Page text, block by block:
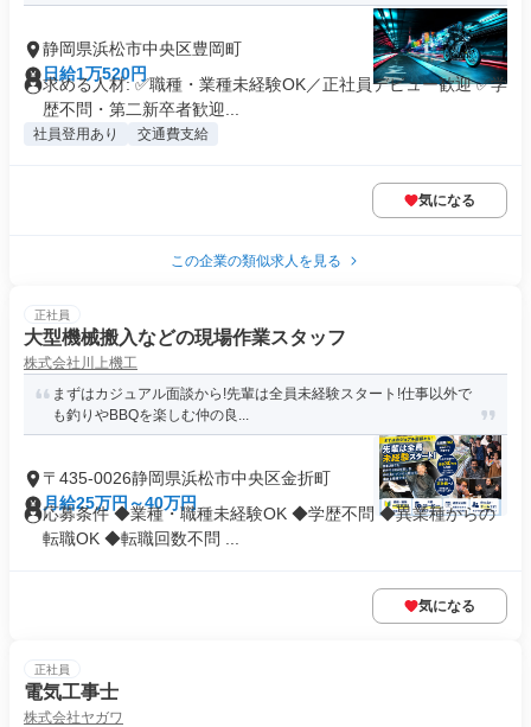
静岡県浜松市中央区豊岡町
日給1万520円
求める人材: ✅職種・業種未経験OK／正社員デビュー歓迎 ✅学
歴不問・第二新卒者歓迎...
社員登用あり 交通費支給
気になる
この企業の類似求人を見る
正社員
大型機械搬入などの現場作業スタッフ
株式会社川上機工
まずはカジュアル面談から!先輩は全員未経験スタート!仕事以外で
も釣りやBBQを楽しむ仲の良...
〒435-0026静岡県浜松市中央区金折町
月給25万円～40万円
応募条件 ◆業種・職種未経験OK ◆学歴不問 ◆異業種からの
転職OK ◆転職回数不問 ...
気になる
正社員
電気工事士
株式会社ヤガワ